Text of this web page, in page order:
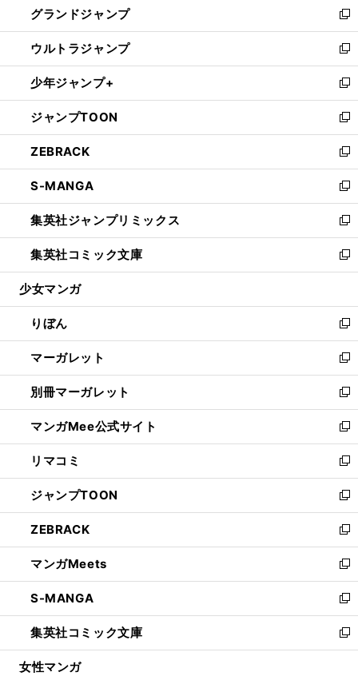
で
開
く
ド
ウ
で
開
く
ィ
ン
ド
ウ
で
開
く
い
ウ
ィ
ン
ド
ウ
で
開
く
グランドジャンプ
新
し
い
ウ
ィ
ン
ド
ウ
で
開
く
ウルトラジャンプ
新
し
い
ウ
ィ
ン
ド
ウ
で
開
く
少年ジャンプ+
新
し
い
ウ
ィ
ン
ド
ウ
で
開
く
ジャンプTOON
新
し
い
ウ
ィ
ン
ド
ウ
で
開
ZEBRACK
新
し
い
ウ
ィ
ン
ド
ウ
開
く
S-MANGA
新
し
い
ウ
ィ
ン
ウ
で
開
く
集英社ジャンプリミックス
新
し
い
ウ
ン
ド
ウ
で
開
く
集英社コミック文庫
新
し
ウ
ィ
ン
ド
ウ
で
開
く
少女マンガ
りぼん
新
し
い
ウ
ィ
ン
ド
ウ
で
開
く
マーガレット
新
し
い
ウ
ィ
ン
ド
ウ
で
開
く
別冊マーガレット
新
し
い
ウ
ィ
ン
ド
ウ
で
開
く
マンガMee公式サイト
新
し
い
ウ
ィ
ン
ド
ウ
で
開
く
リマコミ
新
し
い
ウ
ィ
ン
ド
ウ
で
開
く
ジャンプTOON
新
し
い
ウ
ィ
ン
ド
ウ
で
開
ZEBRACK
新
し
い
ウ
ィ
ン
ド
ウ
マンガMeets
新
し
い
ウ
ィ
ン
S-MANGA
新
し
い
ウ
集英社コミック文庫
新
し
女性マンガ